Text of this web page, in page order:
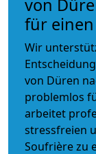
von
für
Wir
von Düren
problemlos
arbeitet
stressfreien
Soufrière zu